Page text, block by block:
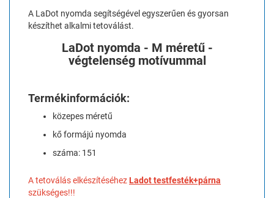
A LaDot nyomda segítségével egyszerűen és gyorsan
készíthet alkalmi tetoválást.
LaDot nyomda - M méretű -
végtelenség motívummal
Termékinformációk:
közepes méretű
kő formájú nyomda
száma: 151
A tetoválás elkészítéséhez Ladot testfesték+párna
szükséges!!!